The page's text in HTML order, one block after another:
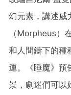
幻元素，講述威
（Morpheus）
和人間鑄下的種
運。《睡魔》預
景，劇迷們可以